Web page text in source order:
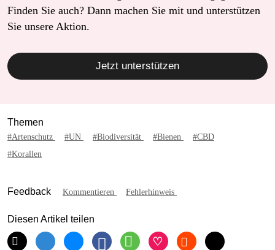
Finden Sie auch? Dann machen Sie mit und unterstützen
Sie unsere Aktion.
Jetzt unterstützen
Themen
#Artenschutz #UN #Biodiversität #Bienen
#CBD
#Korallen
Feedback Kommentieren Fehlerhinweis
Diesen Artikel teilen